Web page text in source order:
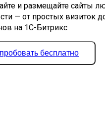
и размещайте сайты
— от простых визиток
на 1С-Битрикс
бесплатно